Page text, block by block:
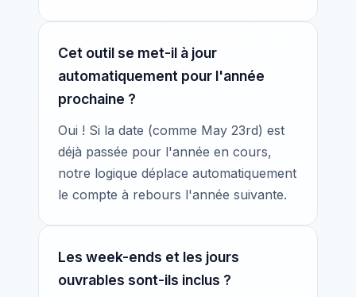
Cet outil se met-il à jour
automatiquement pour l'année
prochaine ?
Oui ! Si la date (comme May 23rd) est
déjà passée pour l'année en cours,
notre logique déplace automatiquement
le compte à rebours l'année suivante.
Les week-ends et les jours
ouvrables sont-ils inclus ?